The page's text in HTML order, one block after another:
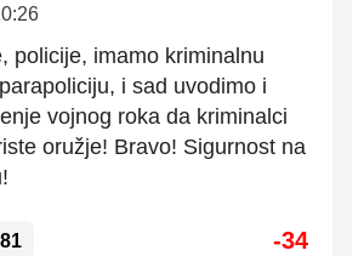
policije, imamo kriminalnu
i sad uvodimo i
vojnog roka da kriminalci
oružje! Bravo! Sigurnost na
81 -34